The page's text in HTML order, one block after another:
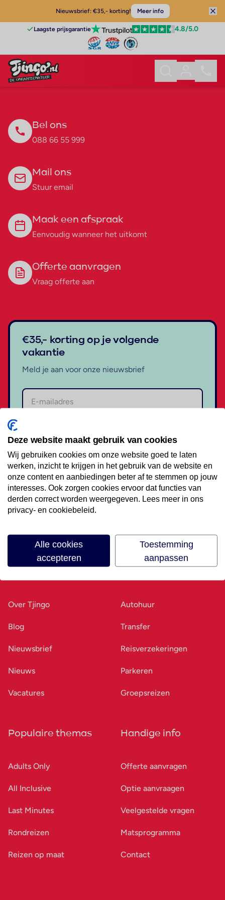
Nieuwsbrief: €35,- korting! Meer info
Laagste prijsgarantie 4.8/5.0
Bel ons
088 66 55 999
Mail ons
Stuur email
Maak een afspraak
Eenvoudig wanneer het uitkomt
Offerte aanvragen
Vraag offerte aan
€35,- korting op je volgende
vakantie
Meld je aan voor onze nieuwsbrief
Volg ons op social media
Over Tjingo
Blog
Nieuwsbrief
Nieuws
Vacatures
Autohuur
Transfer
Reisverzekeringen
Parkeren
Groepsreizen
Populaire themas
Adults Only
All Inclusive
Last Minutes
Rondreizen
Reizen op maat
Handige info
Offerte aanvragen
Optie aanvraagen
Veelgestelde vragen
Matsprogramma
Contact
Deze website maakt gebruik van cookies
Wij gebruiken cookies om onze website goed te laten
werken, inzicht te krijgen in het gebruik van de website en
onze content en aanbiedingen beter af te stemmen op jouw
interesses. Ook zorgen cookies ervoor dat functies van
derden correct worden weergegeven. Lees meer in ons
privacy- en cookiebeleid.
Alle cookies
accepteren
Toestemming
aanpassen